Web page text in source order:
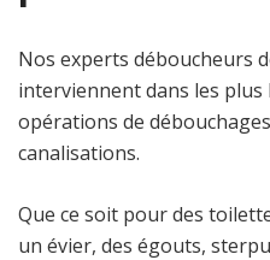
Nos experts déboucheurs
interviennent dans les
opérations de
canalisations.
Que ce soit pour des
un évier, des égouts,